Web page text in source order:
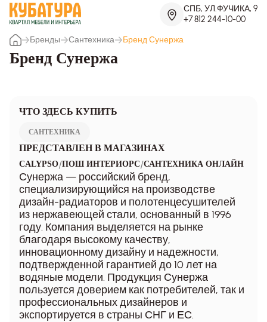
СПБ, УЛ.ФУЧИКА, 9
+7 812 244-10-00
Бренды
Сантехника Бренд Сунержа
Бренд Сунержа
ЧТО ЗДЕСЬ КУПИТЬ
САНТЕХНИКА
ПРЕДСТАВЛЕН В МАГАЗИНАХ
CALYPSO/ПОШ ИНТЕРИОРС/САНТЕХНИКА ОНЛАЙН
Сунержа — российский бренд,
специализирующийся на производстве
дизайн-радиаторов и полотенцесушителей
из нержавеющей стали, основанный в 1996
году. Компания выделяется на рынке
благодаря высокому качеству,
инновационному дизайну и надежности,
подтвержденной гарантией до 10 лет на
водяные модели. Продукция Сунержа
пользуется доверием как потребителей, так и
профессиональных дизайнеров и
экспортируется в страны СНГ и ЕС.